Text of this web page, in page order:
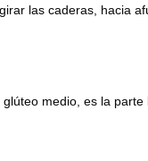
las caderas, hacia
glúteo medio, es la